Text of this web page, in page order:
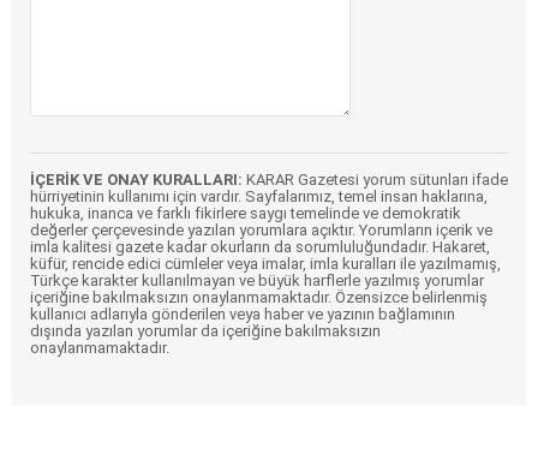
İÇERİK VE ONAY KURALLARI: KARAR Gazetesi yorum sütunları ifade
hürriyetinin kullanımı için vardır. Sayfalarımız, temel insan haklarına,
hukuka, inanca ve farklı fikirlere saygı temelinde ve demokratik
değerler çerçevesinde yazılan yorumlara açıktır. Yorumların içerik ve
imla kalitesi gazete kadar okurların da sorumluluğundadır. Hakaret,
küfür, rencide edici cümleler veya imalar, imla kuralları ile yazılmamış,
Türkçe karakter kullanılmayan ve büyük harflerle yazılmış yorumlar
içeriğine bakılmaksızın onaylanmamaktadır. Özensizce belirlenmiş
kullanıcı adlarıyla gönderilen veya haber ve yazının bağlamının
dışında yazılan yorumlar da içeriğine bakılmaksızın
onaylanmamaktadır.